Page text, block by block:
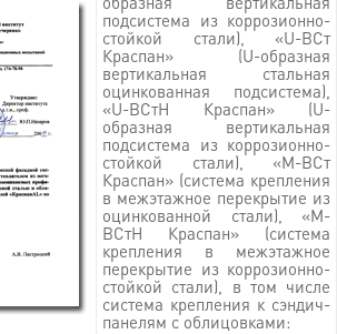
подсистема из коррозионно-
стойкой стали), «U-BСт
Краспан» (U-образная
вертикальная стальная
оцинкованная подсистема),
«U-BСтH Краспан» (U-
образная вертикальная
подсистема из коррозионно-
стойкой стали), «М-BСт
Краспан» (система крепления
в межэтажное перекрытие из
оцинкованной стали), «М-
BСтН Краспан» (система
крепления в межэтажное
перекрытие из коррозионно-
стойкой стали), в том числе
система крепления к сэндич-
панелям с облицовками: